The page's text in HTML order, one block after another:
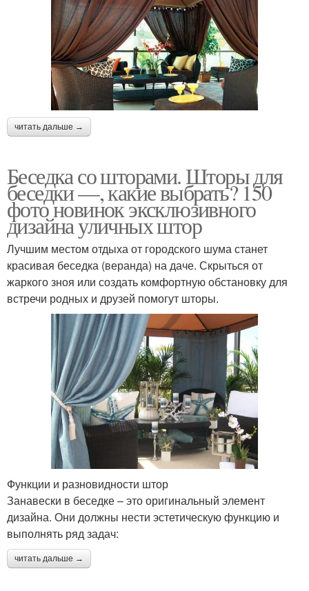
читать дальше →
Беседка со шторами. Шторы для
беседки —, какие выбрать? 150
фото новинок эксклюзивного
дизайна уличных штор
Лучшим местом отдыха от городского шума станет
красивая беседка (веранда) на даче. Скрыться от
жаркого зноя или создать комфортную обстановку для
встречи родных и друзей помогут шторы.
Функции и разновидности штор
Занавески в беседке – это оригинальный элемент
дизайна. Они должны нести эстетическую функцию и
выполнять ряд задач:
читать дальше →